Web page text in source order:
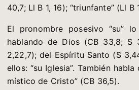
40,7; Ll B 1, 16); “triunfante” (Ll B
El pronombre posesivo “su”
hablando de Dios (CB 33,8; S
2,22,7); del Espíritu Santo (S
ellos: “su Iglesia”. También
místico de Cristo” (CB 36,5).